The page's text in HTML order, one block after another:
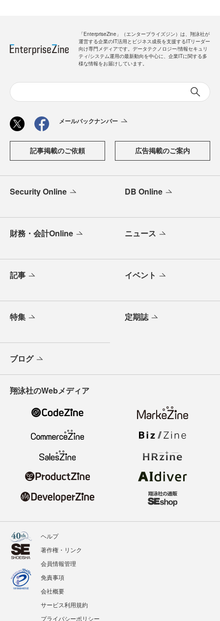
「EnterpriseZine」（エンタープライズジン）は、翔泳社が
運営する企業のIT活用とビジネス成長を支援するITリーダー
向け専門メディアです。データテクノロジー/情報セキュリ
ティ/システム運用の最新動向を中心に、企業ITに関する多
様な情報をお届けしています。
メールバックナンバー
記事掲載のご依頼 広告掲載のご案内
Security Online DB Online
財務・会計Online ニュース
記事 イベント
特集 定期誌
ブログ
翔泳社のWebメディア
ヘルプ
著作権・リンク
会員情報管理
免責事項
会社概要
サービス利用規約
プライバシーポリシー